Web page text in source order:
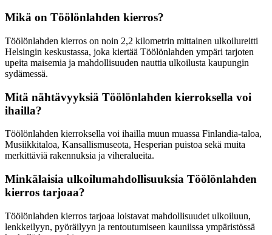
Mikä on Töölönlahden kierros?
Töölönlahden kierros on noin 2,2 kilometrin mittainen ulkoilureitti
Helsingin keskustassa, joka kiertää Töölönlahden ympäri tarjoten
upeita maisemia ja mahdollisuuden nauttia ulkoilusta kaupungin
sydämessä.
Mitä nähtävyyksiä Töölönlahden kierroksella voi
ihailla?
Töölönlahden kierroksella voi ihailla muun muassa Finlandia-taloa,
Musiikkitaloa, Kansallismuseota, Hesperian puistoa sekä muita
merkittäviä rakennuksia ja viheralueita.
Minkälaisia ulkoilumahdollisuuksia Töölönlahden
kierros tarjoaa?
Töölönlahden kierros tarjoaa loistavat mahdollisuudet ulkoiluun,
lenkkeilyyn, pyöräilyyn ja rentoutumiseen kauniissa ympäristössä